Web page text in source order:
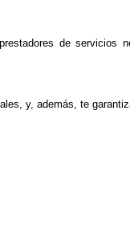
de servicios
y, además, te